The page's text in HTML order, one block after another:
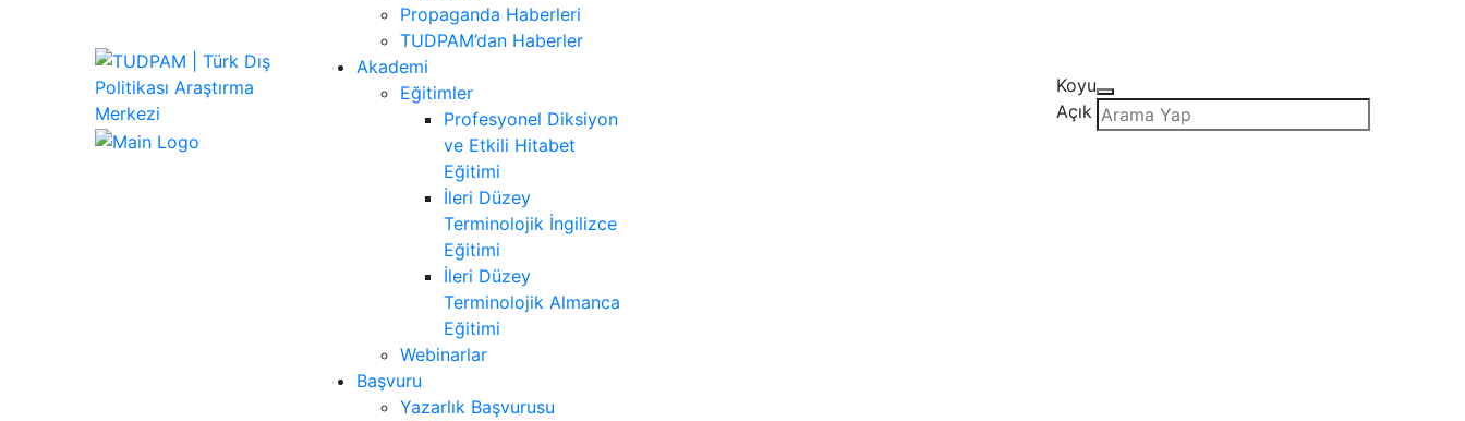
Propaganda Haberleri
TUDPAM’dan Haberler
Akademi
Eğitimler
Profesyonel Diksiyon
ve Etkili Hitabet
Eğitimi
İleri Düzey
Terminolojik İngilizce
Eğitimi
İleri Düzey
Terminolojik Almanca
Eğitimi
Webinarlar
Başvuru
Yazarlık Başvurusu
Koyu
Açık